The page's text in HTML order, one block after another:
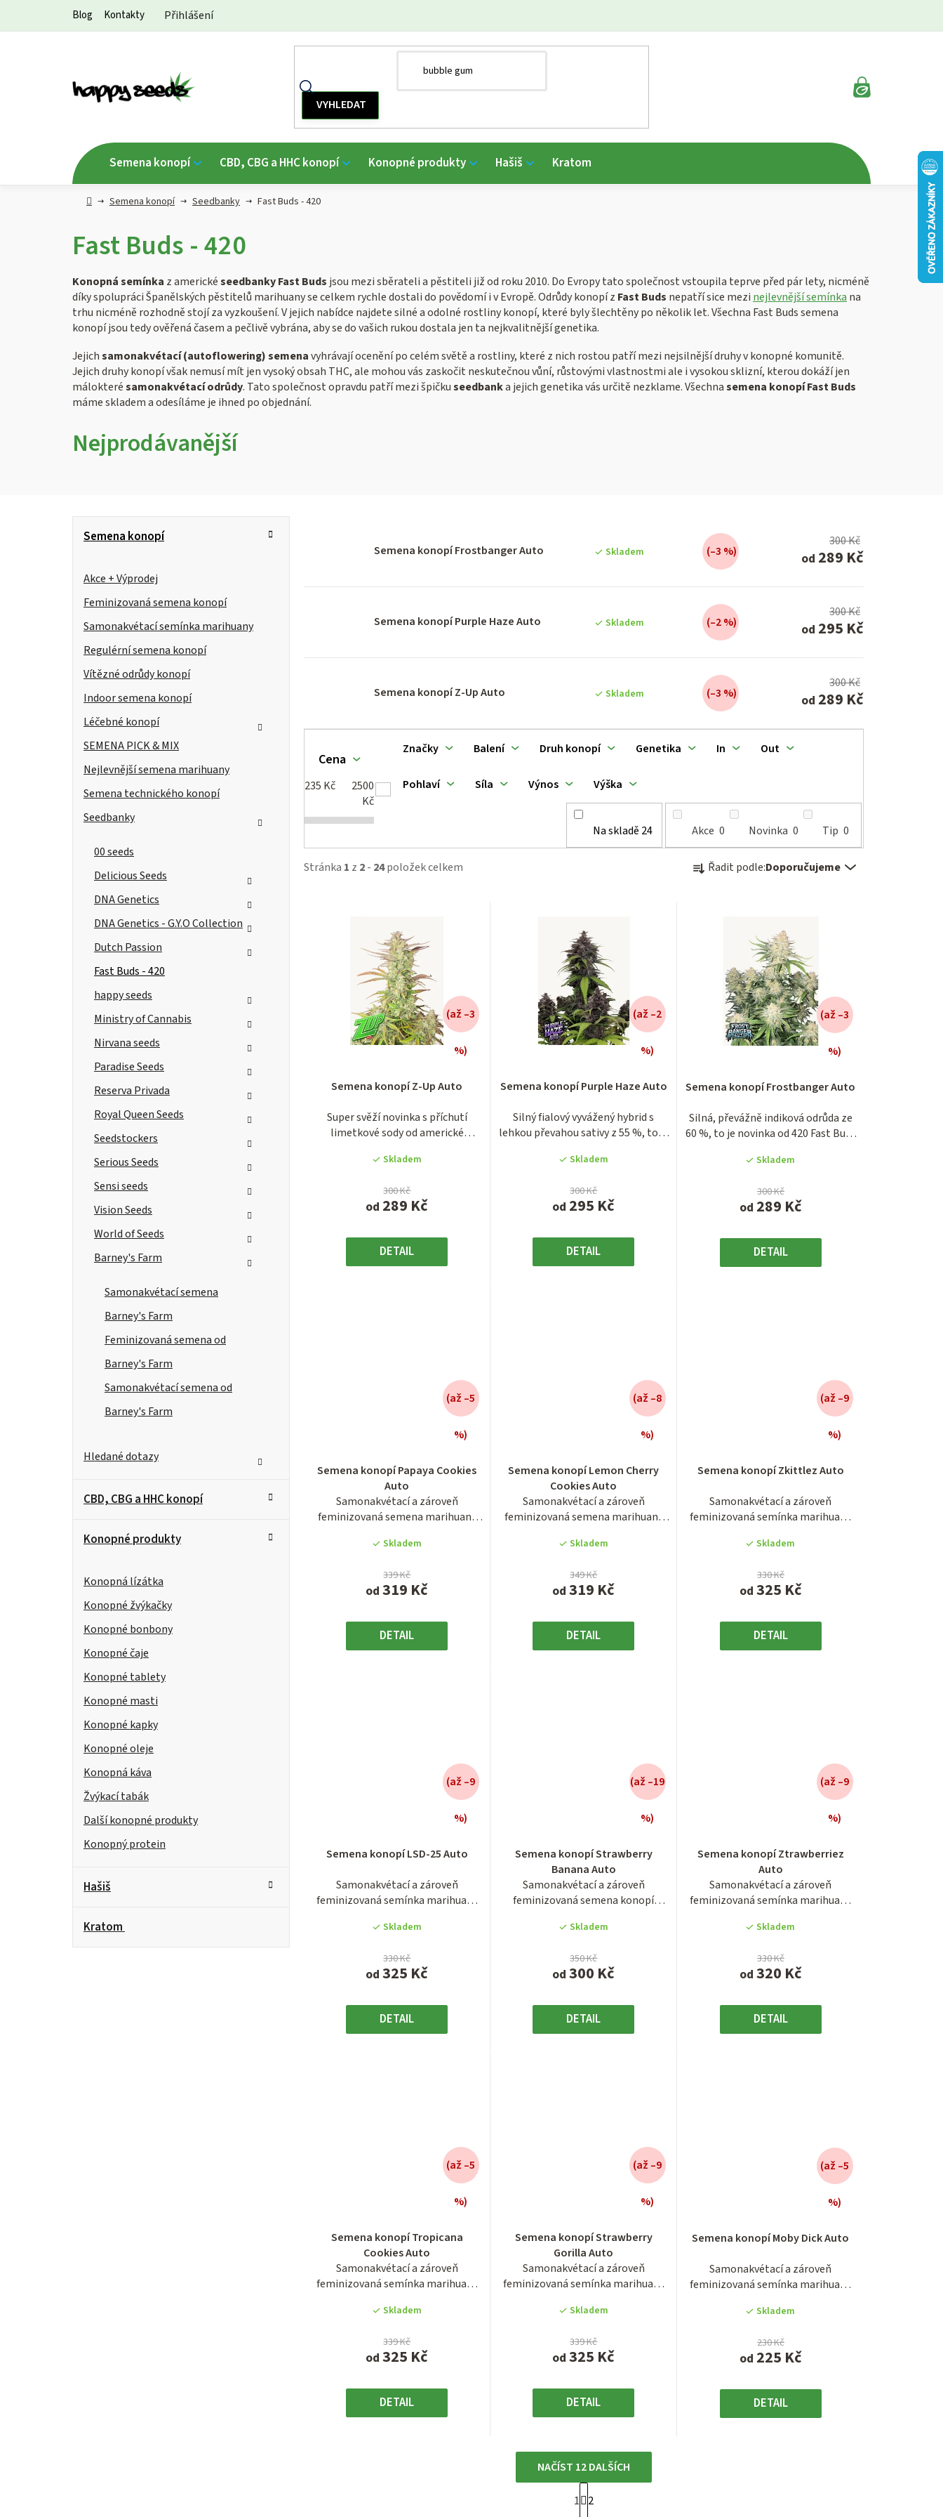
Blog Kontakty Přihlášení
NÁKUPNÍ
Semena konopí CBD, CBG a HHC konopí Konopné produkty Hašiš Kratom
HlavníSemena konopí Seedbanky Fast Buds - 420
Fast Buds - 420
Konopná semínka z americkéseedbankyFast Buds jsou mezi sběrateli a pěstiteli již od roku 2010. Do Evropy tato společnost vstoupila teprve před pár lety, nicméně
díky spolupráci Španělských pěstitelů marihuany se celkem rychle dostali do povědomí i v Evropě. Odrůdy konopí z Fast Buds nepatří sice mezi nejlevnější semínka na
trhu nicméně rozhodně stojí za vyzkoušení. V jejich nabídce najdete silné a odolné rostliny konopí, které byly šlechtěny po několik let. Všechna Fast Buds semena
konopí jsou tedy ověřená časem a pečlivě vybrána, aby se do vašich rukou dostala jen ta nejkvalitnější genetika.
Jejichsamonakvétací (autoflowering) semenavyhrávají ocenění po celém světě a rostliny, které z nich rostou patří mezi nejsilnější druhy v konopné komunitě.
Jejich druhy konopí však nemusí mít jen vysoký obsah THC, ale mohou vás zaskočit neskutečnou vůní, růstovými vlastnostmi ale i vysokou sklizní, kterou dokáží jen
málokterésamonakvétací odrůdy. Tato společnost opravdu patří mezi špičkuseedbanka jejich genetika vás určitě nezklame. Všechnasemena konopí Fast Buds
máme skladem a odesíláme je ihned po objednání.
Nejprodávanější
P
a
n
n
p
a
kategorie
Semena konopí
Akce + Výprodej
Feminizovaná semena konopí
Samonakvétací semínka marihuany
Regulérní semena konopí
Vítězné odrůdy konopí
Indoor semena konopí
Léčebné konopí
SEMENA PICK & MIX
Nejlevnější semena marihuany
Semena technického konopí
Seedbanky
00 seeds
Delicious Seeds
DNA Genetics
DNA Genetics - G.Y.O Collection
Dutch Passion
Fast Buds - 420
happy seeds
Ministry of Cannabis
Nirvana seeds
Paradise Seeds
Reserva Privada
Royal Queen Seeds
Seedstockers
Serious Seeds
Sensi seeds
Vision Seeds
World of Seeds
Barney's Farm
Samonakvétací semena
Barney's Farm
Feminizovaná semena od
Barney's Farm
Samonakvétací semena od
Barney's Farm
Hledané dotazy
CBD, CBG a HHC konopí
Konopné produkty
Konopná lízátka
Konopné žvýkačky
Konopné bonbony
Konopné čaje
Konopné tablety
Konopné masti
Konopné kapky
Konopné oleje
Konopná káva
Žvýkací tabák
Další konopné produkty
Konopný protein
Hašiš
Kratom
Semena konopí Frostbanger Auto Skladem
300 Kč
(–3 %) od 289 Kč
Semena konopí Purple Haze Auto Skladem
300 Kč
(–2 %) od 295 Kč
Semena konopí Z-Up Auto Skladem
300 Kč
(–3 %) od 289 Kč
Stránka 1 z 2- 24položek celkem
Ř
o
d
u
Řadit podle:Doporučujeme
Cena
235 Kč
2500
Kč
Na skladě 24 Akce 0 Novinka 0 Tip 0
Značky Balení Druh konopí Genetika In Out
Pohlaví Síla Výnos Výška
p
p
o
u
k
t
ů
Semena konopí Z-Up Auto
Super svěží novinka s příchutí
limetkové sody od americké
Skladem
od 289 Kč
300 Kč
(až –3
%)
DETAIL
Semena konopí Purple Haze Auto
Silný fialový vyvážený hybrid s
lehkou převahou sativy z 55 %, to je
Skladem
od 295 Kč
300 Kč
(až –2
%)
DETAIL
produktu
3,7
z
hvězdiček.
Semena konopí Frostbanger Auto
Silná, převážně indiková odrůda ze
60 %, to je novinka od 420 Fast Buds
Skladem
od 289 Kč
300 Kč
(až –3
%)
DETAIL
produktu
4,3
z
hvězdiček.
Semena konopí Papaya Cookies
Auto
Samonakvétací a zároveň
feminizovaná semena marihuany
Skladem
od 319 Kč
339 Kč
(až –5
%)
DETAIL
produktu
je
3,9
z
hvězdiček.
Semena konopí Lemon Cherry
Cookies Auto
Samonakvétací a zároveň
feminizovaná semena marihuany
Skladem
od 319 Kč
349 Kč
(až –8
%)
DETAIL
produktu
je
3,4
z
hvězdiček.
Semena konopí Zkittlez Auto
Samonakvétací a zároveň
feminizovaná semínka marihuany
Skladem
od 325 Kč
330 Kč
(až –9
%)
DETAIL
produktu
3,8
z
hvězdiček.
Semena konopí LSD-25 Auto
Samonakvétací a zároveň
feminizovaná semínka marihuany
Skladem
od 325 Kč
330 Kč
(až –9
%)
DETAIL
produktu
3,7
z
hvězdiček.
Semena konopí Strawberry
Banana Auto
Samonakvétací a zároveň
feminizovaná semena konopí
Skladem
od 300 Kč
350 Kč
(až –19
%)
DETAIL
produktu
je
3,2
z
hvězdiček.
Semena konopí Ztrawberriez
Auto
Samonakvétací a zároveň
feminizovaná semínka marihuany
Skladem
od 320 Kč
330 Kč
(až –9
%)
DETAIL
produktu
je
3,7
z
hvězdiček.
Semena konopí Tropicana
Cookies Auto
Samonakvétací a zároveň
feminizovaná semínka marihuany
Skladem
od 325 Kč
339 Kč
(až –5
%)
DETAIL
produktu
je
3,2
z
hvězdiček.
Semena konopí Strawberry
Gorilla Auto
Samonakvétací a zároveň
feminizovaná semínka marihuany
Skladem
od 325 Kč
339 Kč
(až –9
%)
DETAIL
produktu
je
4,0
z
hvězdiček.
Semena konopí Moby Dick Auto
Samonakvétací a zároveň
feminizovaná semínka marihuany
Skladem
od 225 Kč
230 Kč
(až –5
%)
DETAIL
produktu
3,4
z
hvězdiček.
O
NAČÍST 12 DALŠÍCH
S
t
1 2